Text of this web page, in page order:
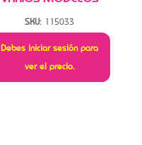
SKU: 115033
Debes iniciar sesión para
ver el precio.